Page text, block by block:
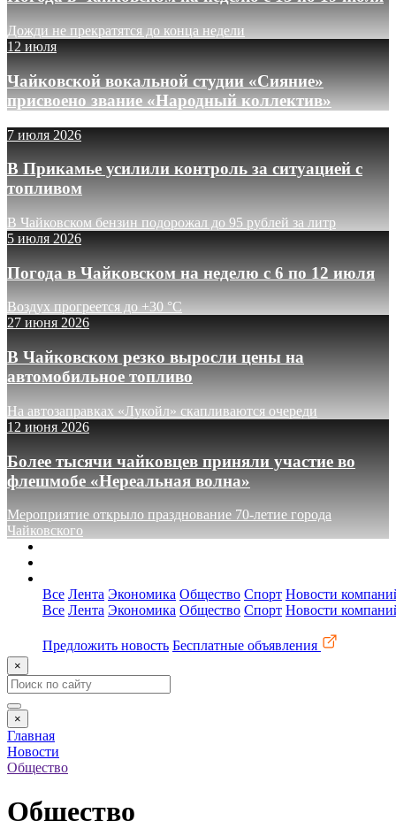
Дожди не прекратятся до конца недели
12 июля
Чайковской вокальной студии «Сияние»
присвоено звание «Народный коллектив»
7 июля 2026
В Прикамье усилили контроль за ситуацией с
топливом
В Чайковском бензин подорожал до 95 рублей за литр
5 июля 2026
Погода в Чайковском на неделю с 6 по 12 июля
Воздух прогреется до +30 °C
27 июня 2026
В Чайковском резко выросли цены на
автомобильное топливо
На автозаправках «Лукойл» скапливаются очереди
12 июня 2026
Более тысячи чайковцев приняли участие во
флешмобе «Нереальная волна»
Мероприятие открыло празднование 70-летие города
Чайковского
Все Лента Экономика Общество Спорт Новости
Все Лента Экономика Общество Спорт Новости
Предложить новость Бесплатные объявления
×
×
Главная
Новости
Общество
Общество